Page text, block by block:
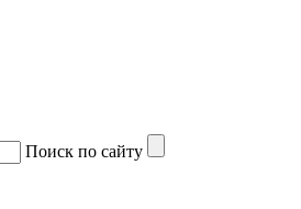
Поиск по сайту